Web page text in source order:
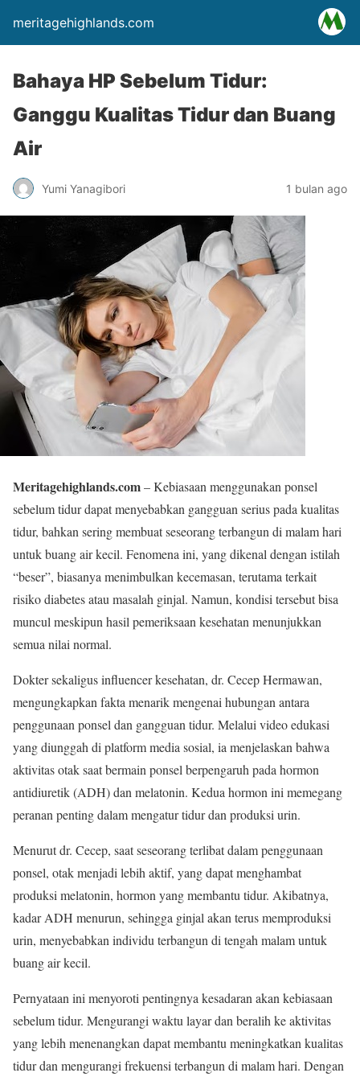
meritagehighlands.com
Bahaya HP Sebelum Tidur:
Ganggu Kualitas Tidur dan Buang
Air
Yumi Yanagibori 1 bulan ago
Meritagehighlands.com– Kebiasaan menggunakan ponsel
sebelum tidur dapat menyebabkan gangguan serius pada kualitas
tidur, bahkan sering membuat seseorang terbangun di malam hari
untuk buang air kecil. Fenomena ini, yang dikenal dengan istilah
“beser”, biasanya menimbulkan kecemasan, terutama terkait
risiko diabetes atau masalah ginjal. Namun, kondisi tersebut bisa
muncul meskipun hasil pemeriksaan kesehatan menunjukkan
semua nilai normal.
Dokter sekaligus influencer kesehatan, dr. Cecep Hermawan,
mengungkapkan fakta menarik mengenai hubungan antara
penggunaan ponsel dan gangguan tidur. Melalui video edukasi
yang diunggah di platform media sosial, ia menjelaskan bahwa
aktivitas otak saat bermain ponsel berpengaruh pada hormon
antidiuretik (ADH) dan melatonin. Kedua hormon ini memegang
peranan penting dalam mengatur tidur dan produksi urin.
Menurut dr. Cecep, saat seseorang terlibat dalam penggunaan
ponsel, otak menjadi lebih aktif, yang dapat menghambat
produksi melatonin, hormon yang membantu tidur. Akibatnya,
kadar ADH menurun, sehingga ginjal akan terus memproduksi
urin, menyebabkan individu terbangun di tengah malam untuk
buang air kecil.
Pernyataan ini menyoroti pentingnya kesadaran akan kebiasaan
sebelum tidur. Mengurangi waktu layar dan beralih ke aktivitas
yang lebih menenangkan dapat membantu meningkatkan kualitas
tidur dan mengurangi frekuensi terbangun di malam hari. Dengan